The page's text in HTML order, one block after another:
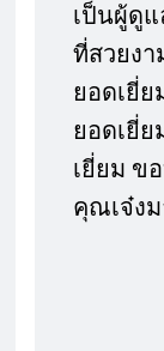
เป็นผู้ดูแ
ที่สวยง
ยอดเยี่ย
ยอดเยี่
เยี่ยม ข
คุณเจ๋ง